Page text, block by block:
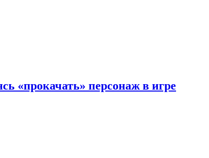
«прокачать» персонаж в игре